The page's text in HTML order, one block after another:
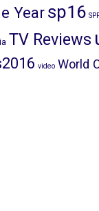
Yearsp16
TV Reviews
video World